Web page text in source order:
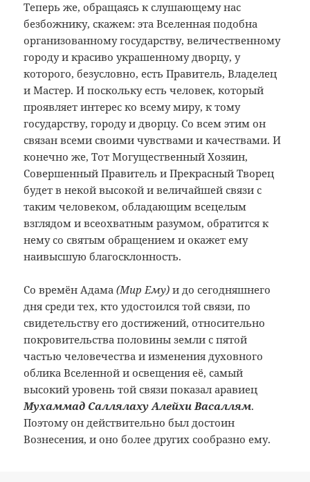
Теперь же, обращаясь к слушающему нас
безбожнику, скажем: эта Вселенная подобна
организованному государству, величественному
городу и красиво украшенному дворцу, у
которого, безусловно, есть Правитель, Владелец
и Мастер. И поскольку есть человек, который
проявляет интерес ко всему миру, к тому
государству, городу и дворцу. Со всем этим он
связан всеми своими чувствами и качествами. И
конечно же, Тот Могущественный Хозяин,
Совершенный Правитель и Прекрасный Творец
будет в некой высокой и величайшей связи с
таким человеком, обладающим всецелым
взглядом и всеохватным разумом, обратится к
нему со святым обращением и окажет ему
наивысшую благосклонность.
Со времён Адама(Мир Ему) и до сегодняшнего
дня среди тех, кто удостоился той связи, по
свидетельству его достижений, относительно
покровительства половины земли с пятой
частью человечества и изменения духовного
облика Вселенной и освещения её, самый
высокий уровень той связи показал аравиец
Мухаммад Саллялаху Алейхи Васаллям.
Поэтому он действительно был достоин
Вознесения, и оно более других сообразно ему.